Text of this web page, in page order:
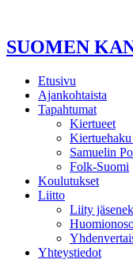
SUOMEN
Etusivu
Ajankohtaista
Tapahtumat
Kiertueet
Samuelin
Folk-Suomi
Koulutukset
Liitto
Liity
Yhteystiedot